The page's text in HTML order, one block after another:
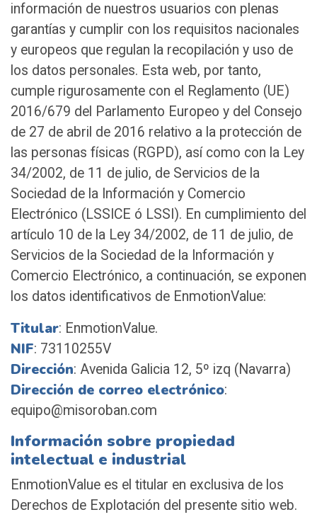
información de nuestros usuarios con plenas
garantías y cumplir con los requisitos nacionales
y europeos que regulan la recopilación y uso de
los datos personales. Esta web, por tanto,
cumple rigurosamente con el Reglamento (UE)
2016/679 del Parlamento Europeo y del Consejo
de 27 de abril de 2016 relativo a la protección de
las personas físicas (RGPD), así como con la Ley
34/2002, de 11 de julio, de Servicios de la
Sociedad de la Información y Comercio
Electrónico (LSSICE ó LSSI). En cumplimiento del
artículo 10 de la Ley 34/2002, de 11 de julio, de
Servicios de la Sociedad de la Información y
Comercio Electrónico, a continuación, se exponen
los datos identificativos de EnmotionValue:
Titular: EnmotionValue.
NIF: 73110255V
Dirección: Avenida Galicia 12, 5º izq (Navarra)
Dirección de correo electrónico:
equipo@misoroban.com
Información sobre propiedad
intelectual e industrial
EnmotionValue es el titular en exclusiva de los
Derechos de Explotación del presente sitio web.